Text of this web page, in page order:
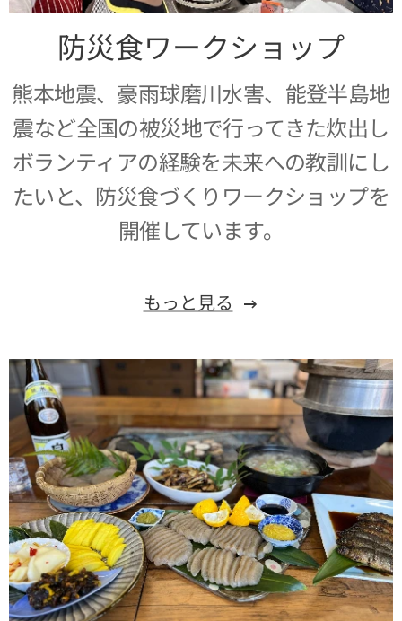
防災食ワークショップ
熊本地震、豪雨球磨川水害、能登半島地
震など全国の被災地で行ってきた炊出し
ボランティアの経験を未来への教訓にし
たいと、防災食づくりワークショップを
開催しています。
もっと見る